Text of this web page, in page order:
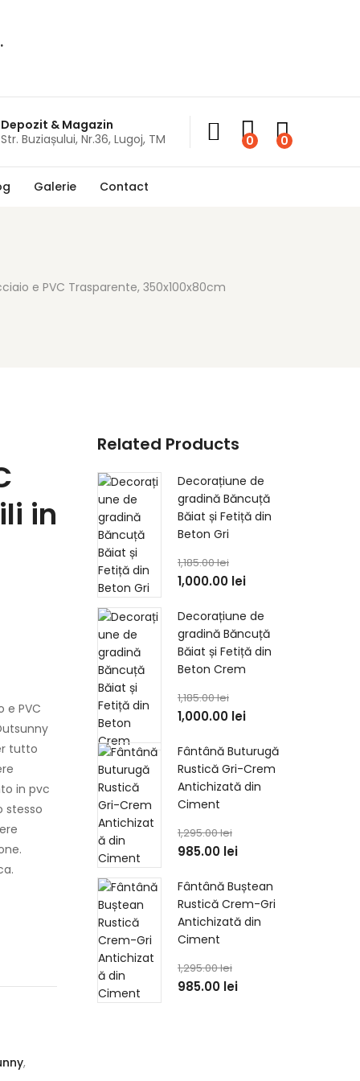
Depozit & Magazin
Str. Buziașului, Nr.36, Lugoj, TM
0 0
Galerie Contact
e PVC Trasparente, 350x100x80cm
in
e PVC
tutto
in pvc
stesso
,
Related Products
Decorațiune de
gradină Băncuță
Băiat și Fetiță din
Beton Gri
1,185.00lei
1,000.00 lei
Decorațiune de
gradină Băncuță
Băiat și Fetiță din
Beton Crem
1,185.00lei
1,000.00 lei
Fântână Buturugă
Rustică Gri-Crem
Antichizată din
Ciment
1,295.00lei
985.00 lei
Fântână Buștean
Rustică Crem-Gri
Antichizată din
Ciment
1,295.00lei
985.00 lei